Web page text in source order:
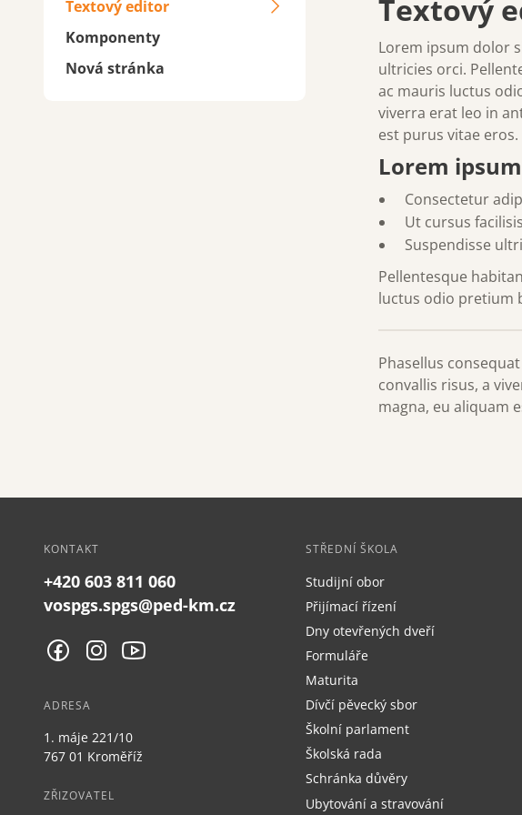
Textový editor
Komponenty
Nová stránka
Textový
Lorem ipsum dolor
ultricies orci.
ac mauris luctus
viverra erat leo in
est purus vitae eros.
Lorem
Consectetur
Ut cursus
Suspendisse
Pellentesque
luctus odio pretium
Phasellus
convallis risus, a
magna, eu aliquam
KONTAKT
+420 603 811 060
vospgs.spgs@ped-km.cz
ADRESA
1. máje 221/10
767 01 Kroměříž
ZŘIZOVATEL
STŘEDNÍ ŠKOLA
Studijní obor
Přijímací řízení
Dny otevřených dveří
Formuláře
Maturita
Dívčí pěvecký sbor
Školní parlament
Školská rada
Schránka důvěry
Ubytování a stravování